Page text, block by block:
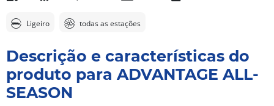
Ligeiro todas as estações
Descrição e características do
produto para ADVANTAGE ALL-
SEASON